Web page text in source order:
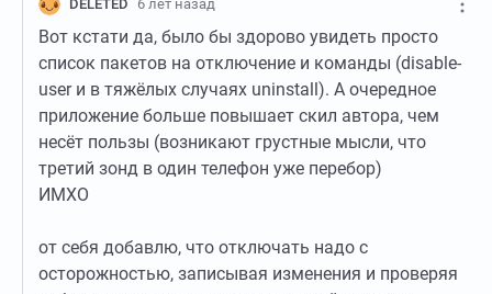
DELETED 6 лет назад
Вот кстати да, было бы здорово увидеть просто
список пакетов на отключение и команды (disable-
user и в тяжёлых случаях uninstall). А очередное
приложение больше повышает скил автора, чем
несёт пользы (возникают грустные мысли, что
третий зонд в один телефон уже перебор)
ИМХО
от себя добавлю, что отключать надо с
осторожностью, записывая изменения и проверяя